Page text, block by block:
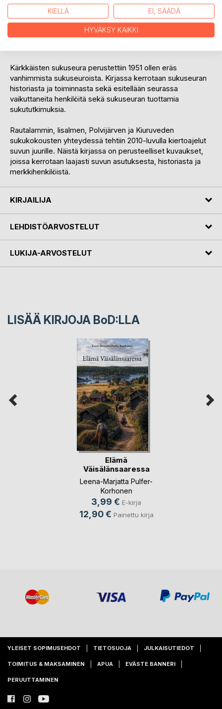
Pekka Pekanpoika Kärkkäinen puolestaan muutti
Rantasalmelta Kiuruvedelle Hautajärven alueelle ja tästä
muodostui Kiuruveden Kärkkäisten laaja sukuhaara. Kirjassa
esitellään näiden kahden sekä muittenkin Kärkkäishaarojen
Kärkkäisten sukuseura perustettiin 1951 ollen eräs
vanhimmista sukuseuroista. Kirjassa kerrotaan sukuseuran
historiasta ja toiminnasta sekä esitellään seurassa
vaikuttaneita henkilöitä sekä sukuseuran tuottamia
sukututkimuksia.
Rautalammin, Iisalmen, Polvijärven ja Kiuruveden
sukukokousten yhteydessä tehtiin 2010-luvulla kiertoajelut
suvun juurille. Näistä kirjassa on perusteelliset kuvaukset,
joissa kerrotaan laajasti suvun asutuksesta, historiasta ja
merkkihenkilöistä.
KIRJAILIJA
LEHDISTÖARVOSTELUT
LUKIJA-ARVOSTELUT
LISÄÄ KIRJOJA BoD:LLA
Elämä
Väisälänsaaressa
Leena-Marjatta Pulfer-
Korhonen
3,99 € E-kirja
12,90 € Painettu kirja
YLEISET SOPIMUSEHDOT TIETOSUOJA JULKAISUTIEDOT
TOIMITUS & MAKSAMINEN APUA EVÄSTE BANNERI
PERUUTTAMINEN
KIELLÄ EI, SÄÄDÄ
HYVÄKSY KAIKKI